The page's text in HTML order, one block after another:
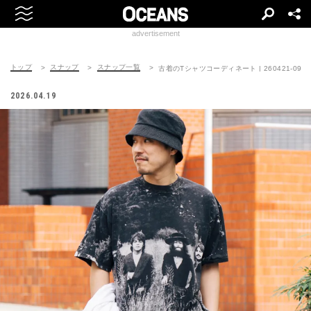
advertisement
トップ スナップ スナップ一覧 古着のTシャツコーディネート | 260421-
2026.04.19